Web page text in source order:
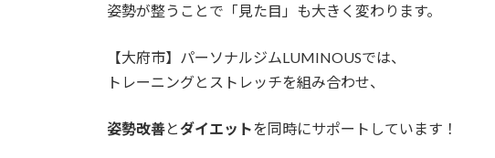
姿勢が整うことで「見た目」も大きく変わります。
【大府市】パーソナルジムLUMINOUSでは、
トレーニングとストレッチを組み合わせ、
姿勢改善とダイエットを同時にサポートしています！